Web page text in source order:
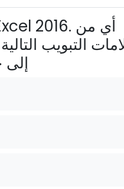
التبويب
إلى